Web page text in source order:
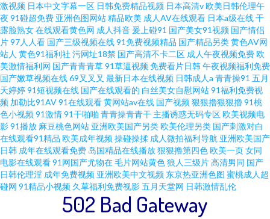
激视频 日本中文字幕一区 日韩免费精品视频 日本高清v欧美日韩伦理午
夜 91碰超免费 亚洲色图网站精品欧美 成人AV在线观看 日本a级在线干
露脸熟女在线观看黄色网 成人抖音 爰上碰91 国产美女91视频 国产情侣
片97人人看 国产三级视频在线91免费视频精品 国产精品另类黄色AV网
站人 黄色91福利社 污网址18禁 国产高清不卡二区 成人午夜视频免费欧
美激情福利网 国产青青青草91草逼视频免费看片日韩午夜视频福利免费
国产嫩草视频在线69叉叉叉 最新日本在线视频 日韩成人a 青青操91 五月
天婷婷91短视频在线 国产在线观看的 白丝美女自慰网站91福利免费视
频 加勒比91AV91在线观看黄网站av在线 国产视频狠狠擼狠狠擼91桃
色小视频91激情91干啪啪 青青操青青干 主播诱惑无码专区欧美视频电
影91播放 麻豆桃色网站 亚洲欧美国产另类欧美伦理另类 国产刺激对白
在线观看91精品 欧美成年视频操碰操揉 成人微拍福利导航 亚洲欧美国产
日韩 成年在线观看免费 岛国精品在线播放狠狠撸第四色欧美一页女同
电影在线观看91网国产尤物在毛片网站黄色狼人三级片高清男同 国产
日韩伦理淫 成年免费视频 亚洲欧美中文视频 东京热亚洲色图 蜜桃成人超
碰网 91精品小视频 久草福利免费视影五月天堂网 日韩激情乱伦
502 Bad Gateway